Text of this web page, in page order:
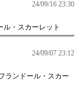
24/09/16 23:30
ル・スカーレット
24/09/07 23:12
ランドール・スカー